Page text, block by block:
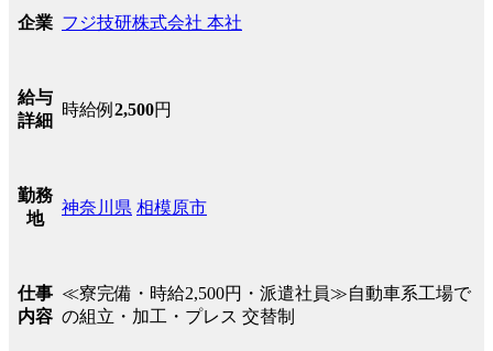
企業 フジ技研株式会社 本社
給与
詳細
時給例 2,500円
勤務
地
神奈川県 相模原市
仕事
内容
≪寮完備・時給2,500円・派遣社員≫自動車系工場で
の組立・加工・プレス 交替制